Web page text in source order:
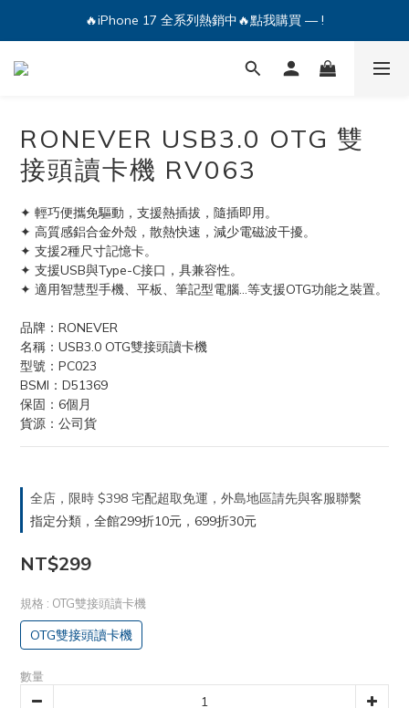
🔥iPhone 17 全系列熱銷中🔥點我購買 — !
🔥iPhone 17 全系列熱銷中🔥點我購買 — !
💕加入Q哥 Line 新好友領優惠券！🎫
RONEVER USB3.0 OTG 雙
接頭讀卡機 RV063
✦ 輕巧便攜免驅動，支援熱插拔，隨插即用。
✦ 高質感鋁合金外殼，散熱快速，減少電磁波干擾。
✦ 支援2種尺寸記憶卡。
✦ 支援USB與Type-C接口，具兼容性。
✦ 適用智慧型手機、平板、筆記型電腦...等支援OTG功能之裝置。
品牌：RONEVER
名稱：USB3.0 OTG雙接頭讀卡機
型號：PC023
BSMI：D51369
保固：6個月
貨源：公司貨
全店，限時 $398 宅配超取免運，外島地區請先與客服聯繫
指定分類，全館299折10元，699折30元
NT$299
規格 : OTG雙接頭讀卡機
OTG雙接頭讀卡機
數量